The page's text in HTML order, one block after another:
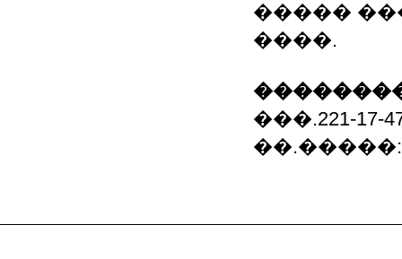
�����
����.
���.221-17-
��.�����: